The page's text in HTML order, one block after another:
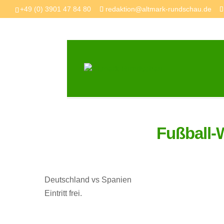
+49 (0) 3901 47 84 80 redaktion@altmark-rundschau.de
Fußball-
Deutschland vs Spanien
Eintritt frei.